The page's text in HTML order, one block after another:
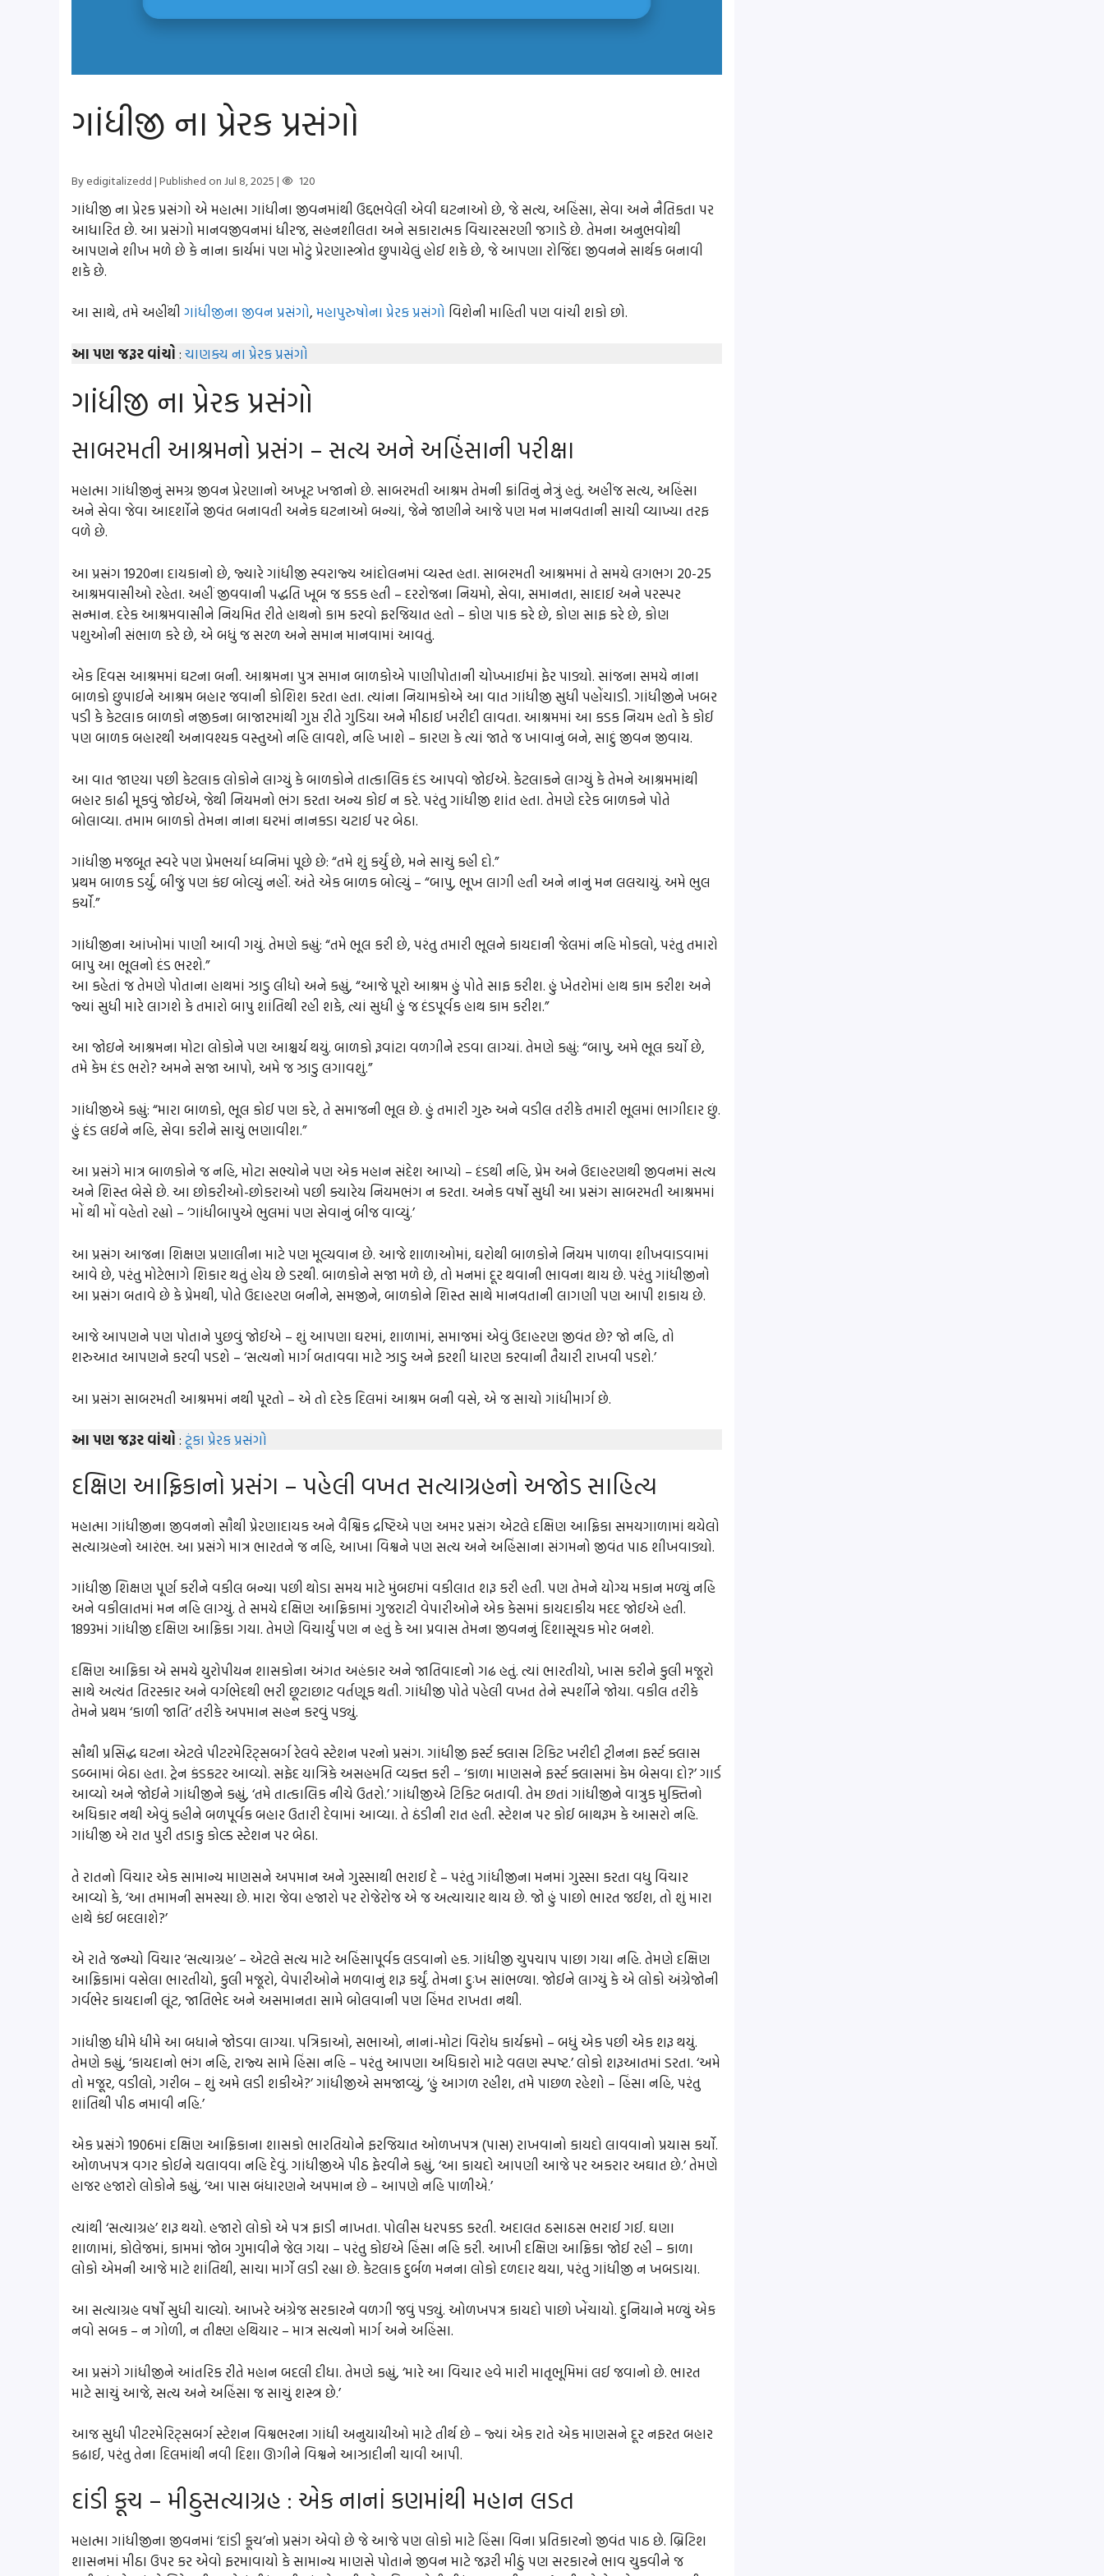
ગાંધીજી ના પ્રેરક પ્રસંગો
By edigitalizedd| Published on Jul 8, 2025| 120
ગાંધીજી ના પ્રેરક પ્રસંગો એ મહાત્મા ગાંધીના જીવનમાંથી ઉદ્દભવેલી એવી ઘટનાઓ છે, જે સત્ય, અહિંસા, સેવા અને નૈતિકતા પર
આધારિત છે. આ પ્રસંગો માનવજીવનમાં ધીરજ, સહનશીલતા અને સકારાત્મક વિચારસરણી જગાડે છે. તેમના અનુભવોથી
આપણને શીખ મળે છે કે નાના કાર્યમાં પણ મોટું પ્રેરણાસ્ત્રોત છુપાયેલું હોઈ શકે છે, જે આપણા રોજિંદા જીવનને સાર્થક બનાવી
શકે છે.
આ સાથે, તમે અહીંથી ગાંધીજીના જીવન પ્રસંગો, મહાપુરુષોના પ્રેરક પ્રસંગો વિશેની માહિતી પણ વાંચી શકો છો.
આ પણ જરૂર વાંચો : ચાણક્ય ના પ્રેરક પ્રસંગો
ગાંધીજી ના પ્રેરક પ્રસંગો
સાબરમતી આશ્રમનો પ્રસંગ – સત્ય અને અહિંસાની પરીક્ષા
મહાત્મા ગાંધીજીનું સમગ્ર જીવન પ્રેરણાનો અખૂટ ખજાનો છે. સાબરમતી આશ્રમ તેમની ક્રાંતિનું નેત્રું હતું. અહીંજ સત્ય, અહિંસા
અને સેવા જેવા આદર્શોને જીવંત બનાવતી અનેક ઘટનાઓ બન્યાં, જેને જાણીને આજે પણ મન માનવતાની સાચી વ્યાખ્યા તરફ
વળે છે.
આ પ્રસંગ 1920ના દાયકાનો છે, જ્યારે ગાંધીજી સ્વરાજ્ય આંદોલનમાં વ્યસ્ત હતા. સાબરમતી આશ્રમમાં તે સમયે લગભગ 20-25
આશ્રમવાસીઓ રહેતા. અહીં જીવવાની પદ્ધતિ ખૂબ જ કડક હતી – દરરોજના નિયમો, સેવા, સમાનતા, સાદાઈ અને પરસ્પર
સન્માન. દરેક આશ્રમવાસીને નિયમિત રીતે હાથનો કામ કરવો ફરજિયાત હતો – કોણ પાક કરે છે, કોણ સાફ કરે છે, કોણ
પશુઓની સંભાળ કરે છે, એ બધું જ સરળ અને સમાન માનવામાં આવતું.
એક દિવસ આશ્રમમાં ઘટના બની. આશ્રમના પુત્ર સમાન બાળકોએ પાણીપોતાની ચોખ્ખાઈમાં ફેર પાડ્યો. સાંજના સમયે નાના
બાળકો છુપાઈને આશ્રમ બહાર જવાની કોશિશ કરતા હતા. ત્યાંના નિયામકોએ આ વાત ગાંધીજી સુધી પહોંચાડી. ગાંધીજીને ખબર
પડી કે કેટલાક બાળકો નજીકના બાજારમાંથી ગુપ્ત રીતે ગુડિયા અને મીઠાઈ ખરીદી લાવતા. આશ્રમમાં આ કડક નિયમ હતો કે કોઈ
પણ બાળક બહારથી અનાવશ્યક વસ્તુઓ નહિ લાવશે, નહિ ખાશે – કારણ કે ત્યાં જાતે જ ખાવાનું બને, સાદું જીવન જીવાય.
આ વાત જાણ્યા પછી કેટલાક લોકોને લાગ્યું કે બાળકોને તાત્કાલિક દંડ આપવો જોઈએ. કેટલાકને લાગ્યું કે તેમને આશ્રમમાંથી
બહાર કાઢી મૂકવું જોઈએ, જેથી નિયમનો ભંગ કરતા અન્ય કોઈ ન કરે. પરંતુ ગાંધીજી શાંત હતા. તેમણે દરેક બાળકને પોતે
બોલાવ્યા. તમામ બાળકો તેમના નાના ઘરમાં નાનકડા ચટાઈ પર બેઠા.
ગાંધીજી મજબૂત સ્વરે પણ પ્રેમભર્યા ધ્વનિમાં પૂછે છે: “તમે શું કર્યું છે, મને સાચું કહી દો.”
પ્રથમ બાળક ડર્યું, બીજું પણ કંઇ બોલ્યું નહીં. અંતે એક બાળક બોલ્યું – “બાપુ, ભૂખ લાગી હતી અને નાનું મન લલચાયું. અમે ભુલ
કર્યો.”
ગાંધીજીના આંખોમાં પાણી આવી ગયું. તેમણે કહ્યું: “તમે ભૂલ કરી છે, પરંતુ તમારી ભૂલને કાયદાની જેલમાં નહિ મોકલો, પરંતુ તમારો
બાપુ આ ભૂલનો દંડ ભરશે.”
આ કહેતાં જ તેમણે પોતાના હાથમાં ઝાડુ લીધો અને કહ્યું, “આજે પૂરો આશ્રમ હું પોતે સાફ કરીશ. હું ખેતરોમાં હાથ કામ કરીશ અને
જ્યાં સુધી મારે લાગશે કે તમારો બાપુ શાંતિથી રહી શકે, ત્યાં સુધી હું જ દંડપૂર્વક હાથ કામ કરીશ.”
આ જોઇને આશ્રમના મોટા લોકોને પણ આશ્ચર્ય થયું. બાળકો રૂવાંટા વળગીને રડવા લાગ્યાં. તેમણે કહ્યું: “બાપુ, અમે ભૂલ કર્યો છે,
તમે કેમ દંડ ભરો? અમને સજા આપો, અમે જ ઝાડુ લગાવશું.”
ગાંધીજીએ કહ્યું: “મારા બાળકો, ભૂલ કોઈ પણ કરે, તે સમાજની ભૂલ છે. હું તમારી ગુરુ અને વડીલ તરીકે તમારી ભૂલમાં ભાગીદાર છું.
હું દંડ લઈને નહિ, સેવા કરીને સાચું ભણાવીશ.”
આ પ્રસંગે માત્ર બાળકોને જ નહિ, મોટા સભ્યોને પણ એક મહાન સંદેશ આપ્યો – દંડથી નહિ, પ્રેમ અને ઉદાહરણથી જીવનમાં સત્ય
અને શિસ્ત બેસે છે. આ છોકરીઓ-છોકરાઓ પછી ક્યારેય નિયમભંગ ન કરતા. અનેક વર્ષો સુધી આ પ્રસંગ સાબરમતી આશ્રમમાં
મોં થી મોં વહેતો રહ્યો – ‘ગાંધીબાપુએ ભુલમાં પણ સેવાનું બીજ વાવ્યું.’
આ પ્રસંગ આજના શિક્ષણ પ્રણાલીના માટે પણ મૂલ્યવાન છે. આજે શાળાઓમાં, ઘરોથી બાળકોને નિયમ પાળવા શીખવાડવામાં
આવે છે, પરંતુ મોટેભાગે શિકાર થતું હોય છે ડરથી. બાળકોને સજા મળે છે, તો મનમાં દૂર થવાની ભાવના થાય છે. પરંતુ ગાંધીજીનો
આ પ્રસંગ બતાવે છે કે પ્રેમથી, પોતે ઉદાહરણ બનીને, સમજીને, બાળકોને શિસ્ત સાથે માનવતાની લાગણી પણ આપી શકાય છે.
આજે આપણને પણ પોતાને પુછવું જોઈએ – શું આપણા ઘરમાં, શાળામાં, સમાજમાં એવું ઉદાહરણ જીવંત છે? જો નહિ, તો
શરુઆત આપણને કરવી પડશે – ‘સત્યનો માર્ગ બતાવવા માટે ઝાડુ અને ફરશી ધારણ કરવાની તૈયારી રાખવી પડશે.’
આ પ્રસંગ સાબરમતી આશ્રમમાં નથી પૂરતો – એ તો દરેક દિલમાં આશ્રમ બની વસે, એ જ સાચો ગાંધીમાર્ગ છે.
આ પણ જરૂર વાંચો : ટૂંકા પ્રેરક પ્રસંગો
દક્ષિણ આફ્રિકાનો પ્રસંગ – પહેલી વખત સત્યાગ્રહનો અજોડ સાહિત્ય
મહાત્મા ગાંધીજીના જીવનનો સૌથી પ્રેરણાદાયક અને વૈશ્વિક દ્રષ્ટિએ પણ અમર પ્રસંગ એટલે દક્ષિણ આફ્રિકા સમયગાળામાં થયેલો
સત્યાગ્રહનો આરંભ. આ પ્રસંગે માત્ર ભારતને જ નહિ, આખા વિશ્વને પણ સત્ય અને અહિંસાના સંગમનો જીવંત પાઠ શીખવાડ્યો.
ગાંધીજી શિક્ષણ પૂર્ણ કરીને વકીલ બન્યા પછી થોડા સમય માટે મુંબઇમાં વકીલાત શરૂ કરી હતી. પણ તેમને યોગ્ય મકાન મળ્યું નહિ
અને વકીલાતમાં મન નહિ લાગ્યું. તે સમયે દક્ષિણ આફ્રિકામાં ગુજરાટી વેપારીઓને એક કેસમાં કાયદાકીય મદદ જોઈએ હતી.
1893માં ગાંધીજી દક્ષિણ આફ્રિકા ગયા. તેમણે વિચાર્યું પણ ન હતું કે આ પ્રવાસ તેમના જીવનનું દિશાસૂચક મોર બનશે.
દક્ષિણ આફ્રિકા એ સમયે યુરોપીયન શાસકોના અંગત અહંકાર અને જાતિવાદનો ગઢ હતું. ત્યાં ભારતીયો, ખાસ કરીને કુલી મજૂરો
સાથે અત્યંત તિરસ્કાર અને વર્ગભેદથી ભરી છૂટાછાટ વર્તણૂક થતી. ગાંધીજી પોતે પહેલી વખત તેને સ્પર્શીને જોયા. વકીલ તરીકે
તેમને પ્રથમ ‘કાળી જાતિ’ તરીકે અપમાન સહન કરવું પડ્યું.
સૌથી પ્રસિદ્ધ ઘટના એટલે પીટરમેરિટ્સબર્ગ રેલવે સ્ટેશન પરનો પ્રસંગ. ગાંધીજી ફર્સ્ટ ક્લાસ ટિકિટ ખરીદી ટ્રીનના ફર્સ્ટ ક્લાસ
ડબ્બામાં બેઠા હતા. ટ્રેન કંડકટર આવ્યો. સફેદ યાત્રિકે અસહમતિ વ્યક્ત કરી – ‘કાળા માણસને ફર્સ્ટ ક્લાસમાં કેમ બેસવા દો?’ ગાર્ડ
આવ્યો અને જોઈને ગાંધીજીને કહ્યું, ‘તમે તાત્કાલિક નીચે ઉતરો.’ ગાંધીજીએ ટિકિટ બતાવી. તેમ છતાં ગાંધીજીને વાત્રુક મુક્તિનો
અધિકાર નથી એવું કહીને બળપૂર્વક બહાર ઉતારી દેવામાં આવ્યા. તે ઠંડીની રાત હતી. સ્ટેશન પર કોઈ બાથરૂમ કે આસરો નહિ.
ગાંધીજી એ રાત પુરી તડાકુ કોલ્ડ સ્ટેશન પર બેઠા.
તે રાતનો વિચાર એક સામાન્ય માણસને અપમાન અને ગુસ્સાથી ભરાઈ દે – પરંતુ ગાંધીજીના મનમાં ગુસ્સા કરતા વધુ વિચાર
આવ્યો કે, ‘આ તમામની સમસ્યા છે. મારા જેવા હજારો પર રોજેરોજ એ જ અત્યાચાર થાય છે. જો હું પાછો ભારત જઈશ, તો શું મારા
હાથે કંઈ બદલાશે?’
એ રાતે જન્મ્યો વિચાર ‘સત્યાગ્રહ’ – એટલે સત્ય માટે અહિંસાપૂર્વક લડવાનો હક. ગાંધીજી ચુપચાપ પાછા ગયા નહિ. તેમણે દક્ષિણ
આફ્રિકામાં વસેલા ભારતીયો, કુલી મજૂરો, વેપારીઓને મળવાનું શરૂ કર્યું. તેમના દુઃખ સાંભળ્યા. જોઈને લાગ્યું કે એ લોકો અંગ્રેજોની
ગર્વભેર કાયદાની લૂંટ, જાતિભેદ અને અસમાનતા સામે બોલવાની પણ હિંમત રાખતા નથી.
ગાંધીજી ધીમે ધીમે આ બધાને જોડવા લાગ્યા. પત્રિકાઓ, સભાઓ, નાનાં-મોટાં વિરોધ કાર્યક્રમો – બધું એક પછી એક શરૂ થયું.
તેમણે કહ્યું, ‘કાયદાનો ભંગ નહિ, રાજ્ય સામે હિંસા નહિ – પરંતુ આપણા અધિકારો માટે વલણ સ્પષ્ટ.’ લોકો શરૂઆતમાં ડરતા. ‘અમે
તો મજૂર, વડીલો, ગરીબ – શું અમે લડી શકીએ?’ ગાંધીજીએ સમજાવ્યું, ‘હું આગળ રહીશ, તમે પાછળ રહેશો – હિંસા નહિ, પરંતુ
શાંતિથી પીઠ નમાવી નહિ.’
એક પ્રસંગે 1906માં દક્ષિણ આફ્રિકાના શાસકો ભારતિયોને ફરજિયાત ઓળખપત્ર (પાસ) રાખવાનો કાયદો લાવવાનો પ્રયાસ કર્યો.
ઓળખપત્ર વગર કોઈને ચલાવવા નહિ દેવું. ગાંધીજીએ પીઠ ફેરવીને કહ્યું, ‘આ કાયદો આપણી આજે પર અકરાર અઘાત છે.’ તેમણે
હાજર હજારો લોકોને કહ્યું, ‘આ પાસ બંધારણને અપમાન છે – આપણે નહિ પાળીએ.’
ત્યાંથી ‘સત્યાગ્રહ’ શરૂ થયો. હજારો લોકો એ પત્ર ફાડી નાખતા. પોલીસ ધરપકડ કરતી. અદાલત ઠસાઠસ ભરાઈ ગઈ. ઘણા
શાળામાં, કોલેજમાં, કામમાં જોબ ગુમાવીને જેલ ગયા – પરંતુ કોઇએ હિંસા નહિ કરી. આખી દક્ષિણ આફ્રિકા જોઈ રહી – કાળા
લોકો એમની આજે માટે શાંતિથી, સાચા માર્ગે લડી રહ્યા છે. કેટલાક દુર્બળ મનના લોકો દળદાર થયા, પરંતુ ગાંધીજી ન ખબડાયા.
આ સત્યાગ્રહ વર્ષો સુધી ચાલ્યો. આખરે અંગ્રેજ સરકારને વળગી જવું પડ્યું. ઓળખપત્ર કાયદો પાછો ખેંચાયો. દુનિયાને મળ્યું એક
નવો સબક – ન ગોળી, ન તીક્ષ્ણ હથિયાર – માત્ર સત્યનો માર્ગ અને અહિંસા.
આ પ્રસંગે ગાંધીજીને આંતરિક રીતે મહાન બદલી દીધા. તેમણે કહ્યું, ‘મારે આ વિચાર હવે મારી માતૃભૂમિમાં લઈ જવાનો છે. ભારત
માટે સાચું આજે, સત્ય અને અહિંસા જ સાચું શસ્ત્ર છે.’
આજ સુધી પીટરમેરિટ્સબર્ગ સ્ટેશન વિશ્વભરના ગાંધી અનુયાયીઓ માટે તીર્થ છે – જ્યાં એક રાતે એક માણસને દૂર નફરત બહાર
કઢાઈ, પરંતુ તેના દિલમાંથી નવી દિશા ઊગીને વિશ્વને આઝાદીની ચાવી આપી.
દાંડી કૂચ – મીઠુસત્યાગ્રહ : એક નાનાં કણમાંથી મહાન લડત
મહાત્મા ગાંધીજીના જીવનમાં ‘દાંડી કૂચ’નો પ્રસંગ એવો છે જે આજે પણ લોકો માટે હિંસા વિના પ્રતિકારનો જીવંત પાઠ છે. બ્રિટિશ
શાસનમાં મીઠા ઉપર કર એવો ફરમાવાયો કે સામાન્ય માણસે પોતાને જીવન માટે જરૂરી મીઠું પણ સરકારને ભાવ ચુકવીને જ